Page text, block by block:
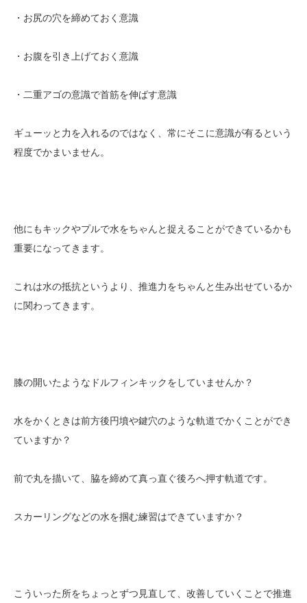
・お尻の穴を締めておく意識
・お腹を引き上げておく意識
・二重アゴの意識で首筋を伸ばす意識
ギューッと力を入れるのではなく、常にそこに意識が有るという
程度でかまいません。
他にもキックやプルで水をちゃんと捉えることができているかも
重要になってきます。
これは水の抵抗というより、推進力をちゃんと生み出せているか
に関わってきます。
膝の開いたようなドルフィンキックをしていませんか？
水をかくときは前方後円墳や鍵穴のような軌道でかくことができ
ていますか？
前で丸を描いて、脇を締めて真っ直ぐ後ろへ押す軌道です。
スカーリングなどの水を掴む練習はできていますか？
こういった所をちょっとずつ見直して、改善していくことで推進